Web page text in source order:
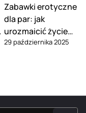
Zabawki erotyczne
dla par: jak
urozmaicić życie
intymne
29 października 2025